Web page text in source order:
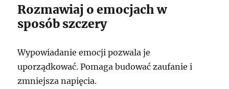
Rozmawiaj o emocjach w
sposób szczery
Wypowiadanie emocji pozwala je
uporządkować. Pomaga budować zaufanie i
zmniejsza napięcia.